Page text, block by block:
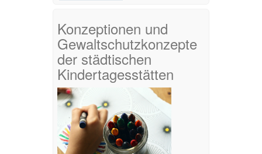
Konzeptionen und
Gewaltschutzkonzepte
der städtischen
Kindertagesstätten